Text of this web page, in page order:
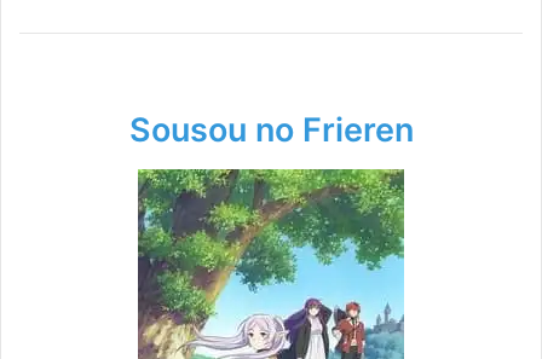
Sousou no Frieren